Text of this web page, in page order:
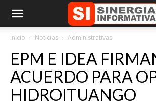
Inicio Noticias Administrativas
EPM E IDEA
ACUERDO PARA
HIDROITUANGO